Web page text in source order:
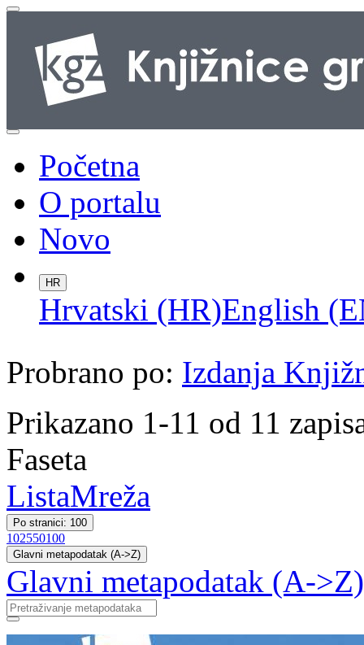
Početna
O portalu
Novo
HR
Hrvatski (HR)English
Probrano po: Izdanja
Prikazano 1-11 od 11
Faseta
ListaMreža
Po stranici: 100
102550100
Glavni metapodatak (A->Z)
Glavni metapodatak (A->Z)